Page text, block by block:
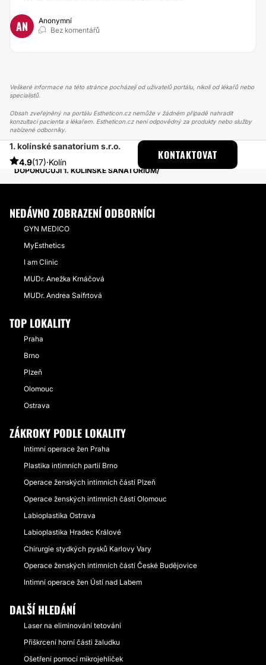
AN
Anonymní
Bez komentářů
Veškeré informace na této stránce pocházejí od uživatelů portálu, nikoli od lékařů nebo
specialistů.
Obsah zveřejněný na portálu Estheticon.cz nemůže v žádném případě nahradit
konzultaci pacienta s lékařem. Estheticon.cz není odpovědný za produkty nebo služby
nabízené odborníky.
1. kolínské sanatorium s.r.o.
4.9(17)·Kolín
KONTAKTOVAT
ESTHETICON
PŘÍBĚHY
PŘÍBĚHY TÝKAJÍCÍ SE ZÁKROKU LABIOPLASTIKA
DOPORUČUJI 1. KOLÍNSKÉ SANATORIUM
NEDÁVNO ZOBRAZENÍ ODBORNÍCI
GYN MEDICO
MyEsthetics
I am Clinic
MUDr. Anežka Krnáčová
MUDr. Andrea Saifrtová
TOP LOKALITY
Praha
Brno
Plzeň
Olomouc
Ostrava
ZÁKROKY PODLE LOKALITY
Intimní operace žen Praha
Plastika intimních partií Brno
Operace ženských intimních částí Plzeň
Operace ženských intimních částí Olomouc
Labioplastika Ostrava
Labioplastika Hradec Králové
Chirurgie stydkých pysků Karlovy Vary
Operace ženských intimních částí České Budějovice
Intimní operace žen Ústí nad Labem
DALŠÍ HLEDÁNÍ
Laser na eliminování tetování
Přiškrcení horní části žaludku
Ošetření pomocí mikrojehliček